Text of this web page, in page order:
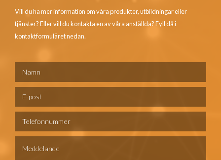
Vill du ha mer information om våra produkter, utbildningar eller
tjänster? Eller vill du kontakta en av våra anställda? Fyll då i
kontaktformuläret nedan.